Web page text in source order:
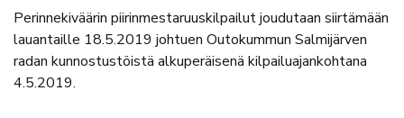
Perinnekiväärin piirinmestaruuskilpailut joudutaan siirtämään
lauantaille 18.5.2019 johtuen Outokummun Salmijärven
radan kunnostustöistä alkuperäisenä kilpailuajankohtana
4.5.2019.